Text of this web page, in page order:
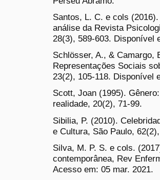
Santos, L. C. e cols
análise da Revista
28(3), 589-603. Disponível
Schlösser, A., & Camargo,
Representações Sociais
23(2), 105-118. Disponível
Scott, Joan (1995).
realidade, 20(2), 71-99.
Sibilia, P. (2010).
e Cultura, São Paulo,
Silva, M. P. S. e cols.
contemporânea, Rev
Acesso em: 05 mar. 2021.